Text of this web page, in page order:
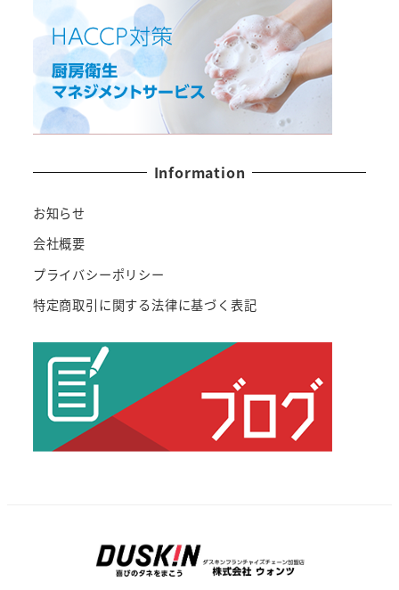
Information
お知らせ
会社概要
プライバシーポリシー
特定商取引に関する法律に基づく表記